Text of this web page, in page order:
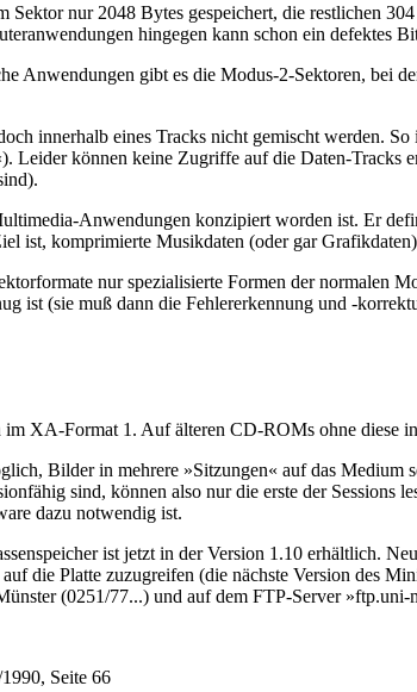
nur 2048 Bytes gespeichert, die restlichen
hingegen kann schon ein defektes
Anwendungen gibt es die Modus-2-Sektoren, bei
innerhalb eines Tracks nicht gemischt werden.
können keine Zugriffe auf die Daten-
Anwendungen konzipiert worden ist. Er
ist, komprimierte Musikdaten (oder gar
nur spezialisierte Formen der normalen
ist (sie muß dann die Fehlererkennung und -
XA-Format 1. Auf älteren CD-ROMs ohne diese
Bilder in mehrere »Sitzungen« auf das Medium
sind, können also nur die erste der Sessions
dazu notwendig ist.
ist jetzt in der Version 1.10 erhältlich.
die Platte zuzugreifen (die nächste Version des
(0251/77...) und auf dem FTP-Server
Seite 66